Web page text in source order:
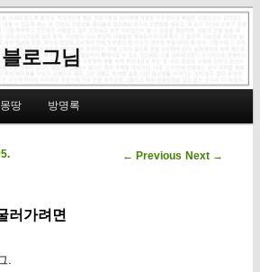
로그님
몽땅 방명록
Post navigation
← Previous Next →
러가려면
.